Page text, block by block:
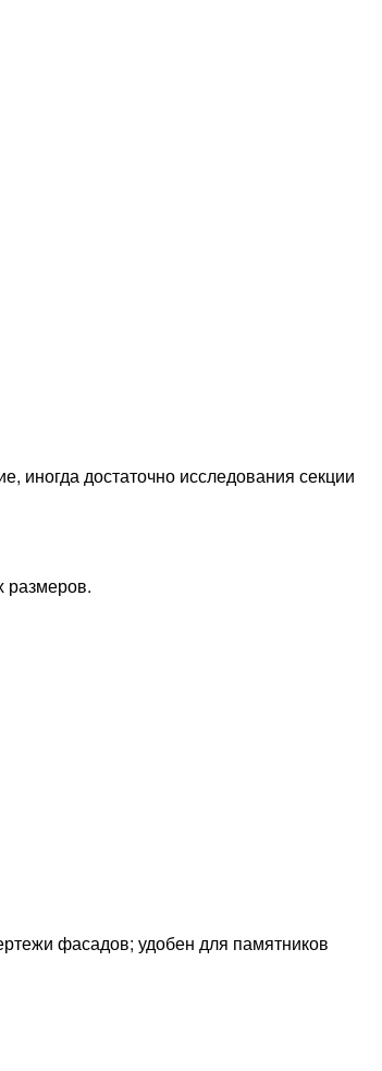
иногда достаточно исследования секции
размеров.
фасадов; удобен для памятников